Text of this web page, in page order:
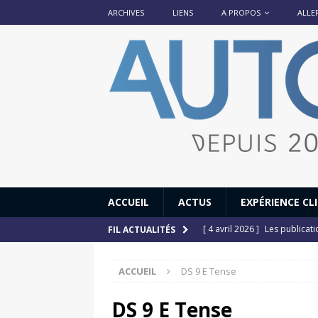
ARCHIVES LIENS A PROPOS
ACCUEIL ACTUS EXPÉRIENCE
FIL ACTUALITÉS [ 4 avril 2026 ] Les
[ 12 juillet 2025 ]
ACCUEIL DS 9 E Tense
DS 9 E Tense